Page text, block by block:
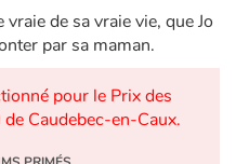
de sa vraie vie, que Jo
par sa maman.
pour le Prix des
Caudebec-en-Caux.